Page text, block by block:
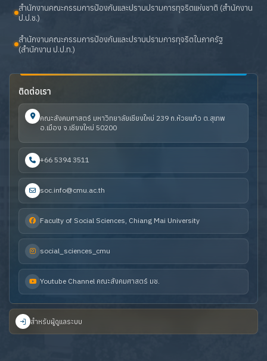
สำนักงานคณะกรรมการป้องกันและปราบปรามการทุจริตแห่งชาติ (สำนักงาน
ป.ป.ช.)
สำนักงานคณะกรรมการป้องกันและปราบปรามการทุจริตในภาครัฐ
(สำนักงาน ป.ป.ท.)
ติดต่อเรา
คณะสังคมศาสตร์ มหาวิทยาลัยเชียงใหม่ 239 ถ.ห้วยแก้ว ต.สุเทพ
อ.เมือง จ.เชียงใหม่ 50200
+66 5394 3511
soc.info@cmu.ac.th
Faculty of Social Sciences, Chiang Mai University
social_sciences_cmu
Youtube Channel คณะสังคมศาสตร์ มช.
สำหรับผู้ดูแลระบบ